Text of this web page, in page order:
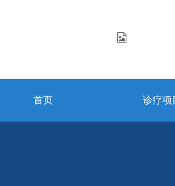
首页 诊疗项